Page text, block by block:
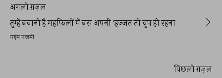
अगली ग़ज़ल
तुम्हें बचानी है महफ़िलों में बस अपनी 'इज़्ज़त तो चुप ही रहना
नईम नजमी
पिछली ग़ज़ल